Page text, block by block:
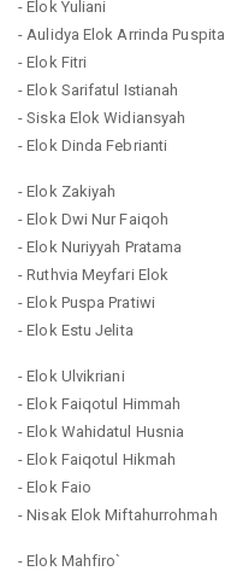
- Elok Yuliani
- Aulidya Elok Arrinda Puspita
- Elok Fitri
- Elok Sarifatul Istianah
- Siska Elok Widiansyah
- Elok Dinda Febrianti
- Elok Zakiyah
- Elok Dwi Nur Faiqoh
- Elok Nuriyyah Pratama
- Ruthvia Meyfari Elok
- Elok Puspa Pratiwi
- Elok Estu Jelita
- Elok Ulvikriani
- Elok Faiqotul Himmah
- Elok Wahidatul Husnia
- Elok Faiqotul Hikmah
- Elok Faio
- Nisak Elok Miftahurrohmah
- Elok Mahfiro`